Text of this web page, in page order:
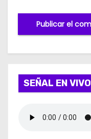
SEÑAL EN VIVO